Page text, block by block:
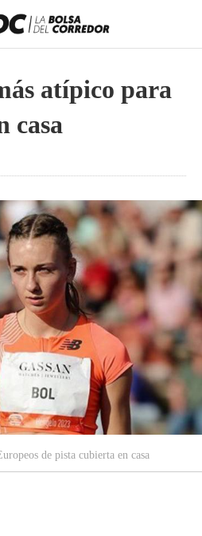
atípico para
casa
de pista cubierta en casa